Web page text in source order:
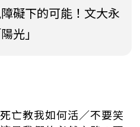
礙下的可能！文大永
光」
亡教我如何活／不要笑